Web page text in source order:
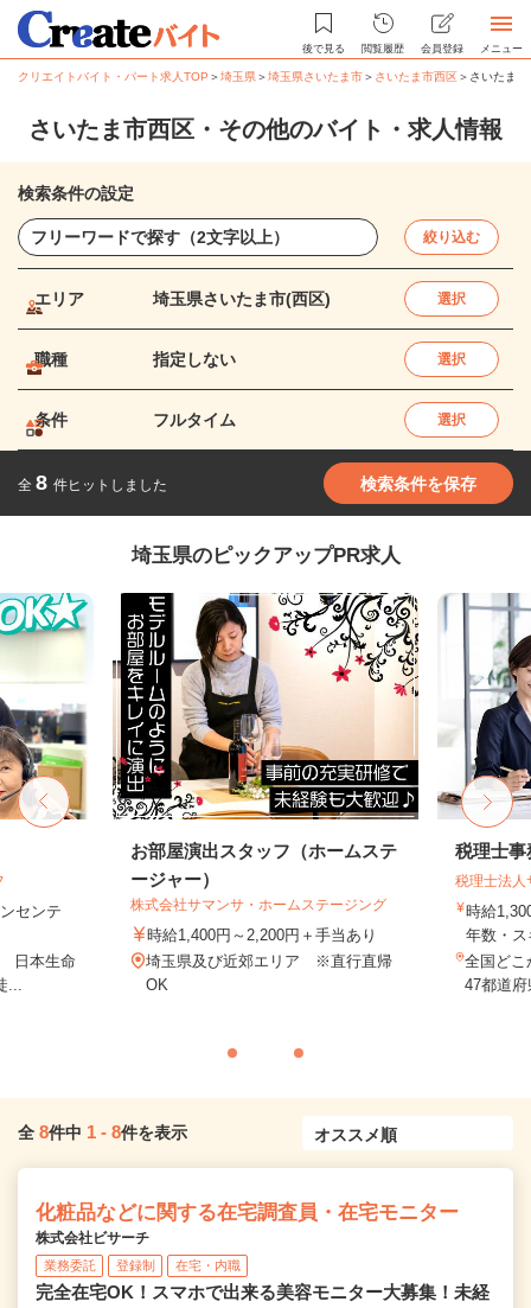
後で見る 閲覧履歴 会員登録 メニュー
クリエイトバイト・パート求人TOP ＞埼玉県＞埼玉県さいたま市＞ さいたま市西区＞ さいたま
さいたま市西区・その他のバイト・求人情報
検索条件の設定
絞り込む
エリア 埼玉県さいたま市(西区) 選択
職種 指定しない 選択
条件 フルタイム 選択
全 8 件ヒットしました 検索条件を保存
埼玉県のピックアップPR求人
センテ
日本生命
お部屋演出スタッフ（ホームステ
ージャー）
株式会社サマンサ・ホームステージング
時給1,400円～2,200円＋手当あり
埼玉県及び近郊エリア ※直行直帰
OK
税理士事
税理士法人
時給
年数・
全国どこ
47都道
全 8件中 1 - 8件を表示
化粧品などに関する在宅調査員・在宅モニター
株式会社ビサーチ
業務委託 登録制 在宅・内職
完全在宅OK！スマホで出来る美容モニター大募集！未経